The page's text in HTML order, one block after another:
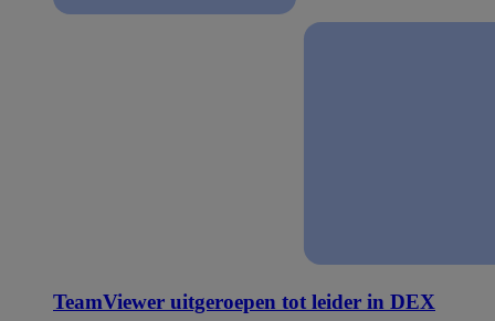
TeamViewer uitgeroepen tot leider in DEX